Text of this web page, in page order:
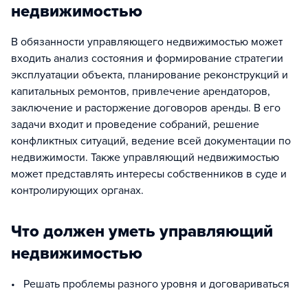
недвижимостью
В обязанности управляющего недвижимостью может
входить анализ состояния и формирование стратегии
эксплуатации объекта, планирование реконструкций и
капитальных ремонтов, привлечение арендаторов,
заключение и расторжение договоров аренды. В его
задачи входит и проведение собраний, решение
конфликтных ситуаций, ведение всей документации по
недвижимости. Также управляющий недвижимостью
может представлять интересы собственников в суде и
контролирующих органах.
Что должен уметь управляющий
недвижимостью
• Решать проблемы разного уровня и договариваться